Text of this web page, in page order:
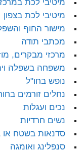
מיטיבי לכת במרכז
מיטיבי לכת בצפון
מישור החוף
מכתבי תודה
מרכזי מבקרים,
משפחה בשפלה
נופש בחו"ל
נחלים זורמים
נכים ועגלות
נשים חרדיות
סדנאות בשטח או
סנפלינג ואומגה